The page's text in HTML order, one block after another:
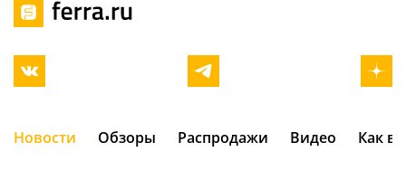
Новости Обзоры Распродажи Видео Как